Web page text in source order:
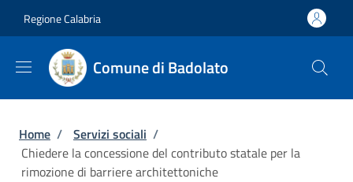
Regione Calabria
Comune di Badolato
Briciole di pane
Home / Servizi sociali /
Chiedere la concessione del contributo statale per la
rimozione di barriere architettoniche